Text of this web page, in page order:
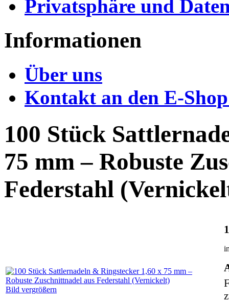
Privatsphäre und
Informationen
Über uns
Kontakt an den E-
100 Stück
75 mm – Robuste
Federstahl
Bild vergrößern